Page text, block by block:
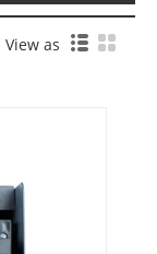
View as